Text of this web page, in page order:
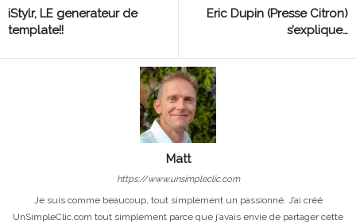
iStylr, LE generateur de
template!!
Eric Dupin (Presse Citron)
s’explique…
Matt
https://www.unsimpleclic.com
Je suis comme beaucoup, tout simplement un passionné. J’ai créé
UnSimpleClic.com tout simplement parce que j’avais envie de partager cette